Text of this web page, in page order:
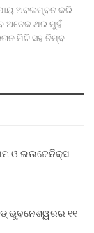
ଅବଲମ୍ବନ କରି
ଅନେକ ଥର ମୁହଁ
ମିଟି ସହ ନିମ୍ବ
ଓ ଇଉଜେନିକ୍ସ
ଭୁବନେଶ୍ୱରର ୧୧